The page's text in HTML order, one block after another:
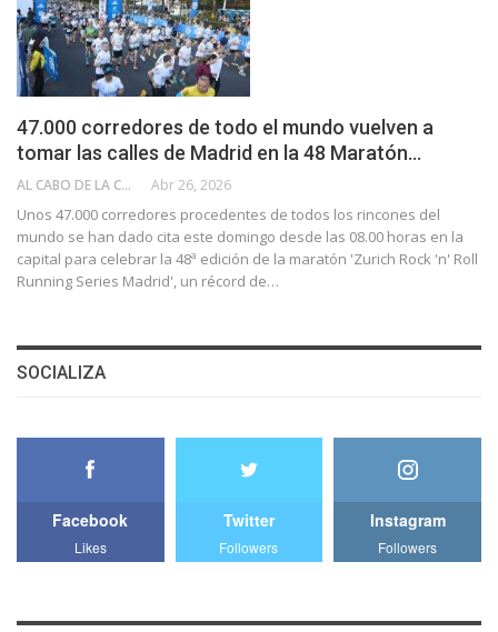
47.000 corredores de todo el mundo vuelven a
tomar las calles de Madrid en la 48 Maratón…
AL CABO DE LA CALLE Abr 26, 2026
Unos 47.000 corredores procedentes de todos los rincones del
mundo se han dado cita este domingo desde las 08.00 horas en la
capital para celebrar la 48ª edición de la maratón 'Zurich Rock 'n' Roll
Running Series Madrid', un récord de…
SOCIALIZA
Facebook
Likes
Twitter
Followers
Instagram
Followers